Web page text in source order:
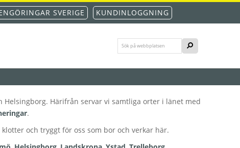
SVERIGE KUNDINLOGGNING
Sök
på
SÖK
Helsingborg. Härifrån servar vi samtliga orter i länet med
.
och tryggt för oss som bor och verkar här.